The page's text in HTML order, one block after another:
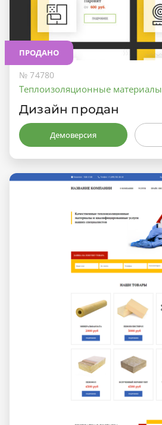
ПРОДАНО
№ 74780
Теплоизоляционные материалы
Дизайн продан
Демоверсия